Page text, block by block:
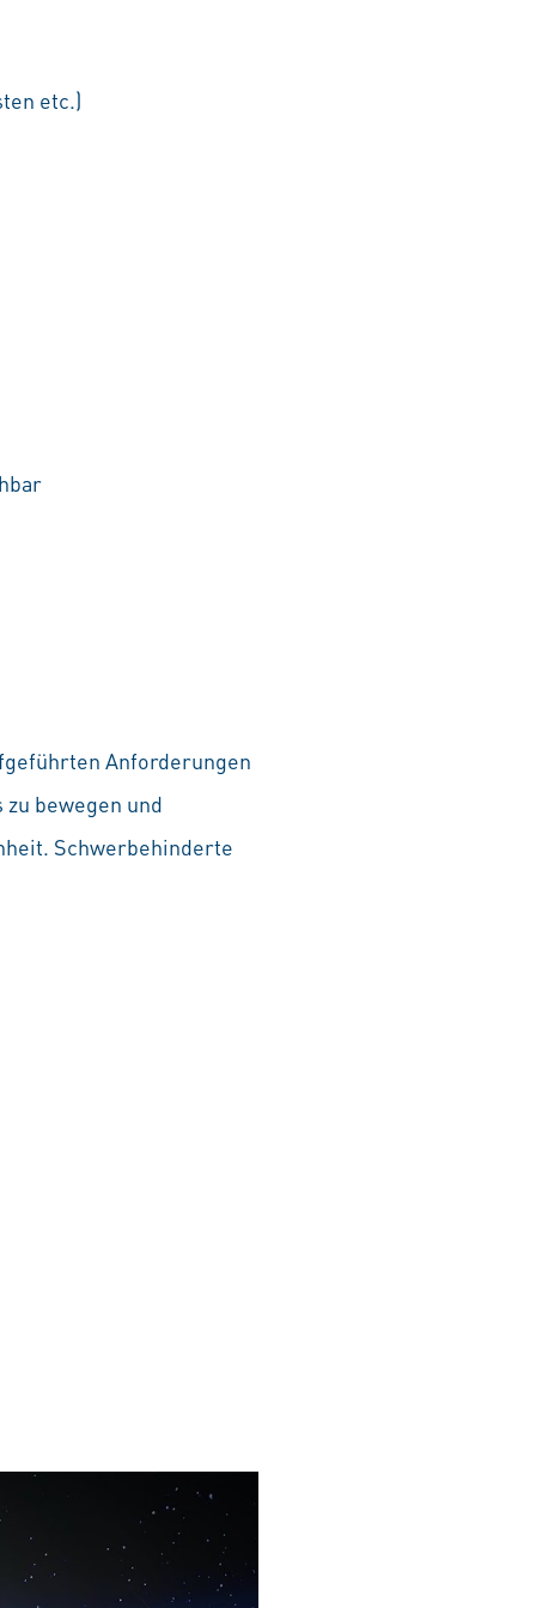
etc.)
Anforderungen
bewegen und
Schwerbehinderte